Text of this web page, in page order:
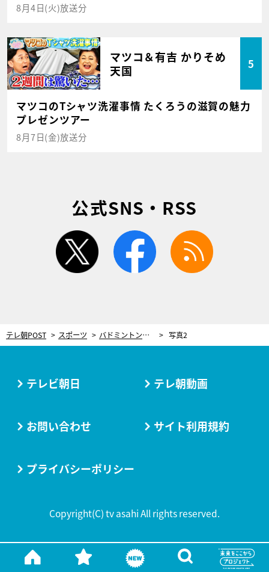
8月4日(火)放送分
マツコ＆有吉 かりそめ
天国
5
マツコのTシャツ洗濯事情 たくろうの滋賀の魅力
プレゼンツアー
8月7日(金)放送分
公式SNS・RSS
twitter facebook
テレ朝POST スポーツ バドミントン界に現れた新星ペアは“W新米パパ” 日本男子ダブルス史上初の偉業、その前には「よし人生変えようか」 写真2
テレビ朝日 テレ朝動画
お問い合わせ サイト利用規約
プライバシーポリシー
Copyright(C) tv asahi All rights reserved.